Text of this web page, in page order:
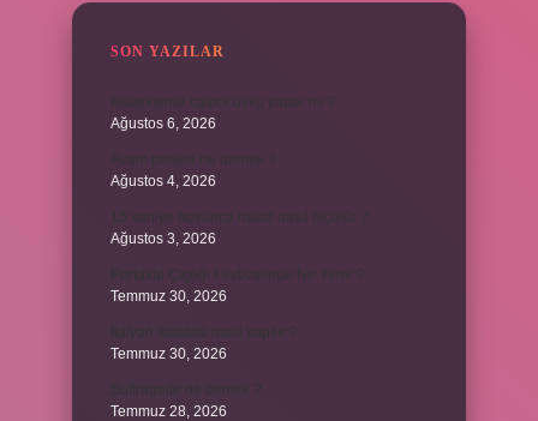
SON YAZILAR
Bebeklerde calpol uyku yapar mı ?
Ağustos 6, 2026
Ağustos 4, 2026
Ağustos 3, 2026
Temmuz 30, 2026
Temmuz 30, 2026
Temmuz 28, 2026